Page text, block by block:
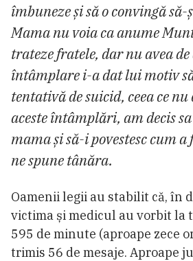
îmbuneze și să o convingă
Mama nu voia ca anume
trateze fratele, dar nu avea de
întâmplare i-a dat lui motiv
tentativă de suicid, ceea ce
aceste întâmplări, am decis
mama și să-i povestesc cum a
ne spune tânăra.
Oamenii legii au stabilit că, în
victima și medicul au vorbit la
595 de minute (aproape zece
trimis 56 de mesaje. Aproape